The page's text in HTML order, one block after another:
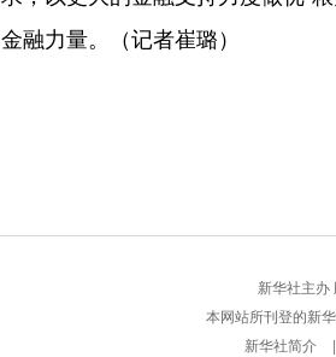
金融力量。（记者崔璐）
新华社主
本网站所刊登的新
新华社简介
|